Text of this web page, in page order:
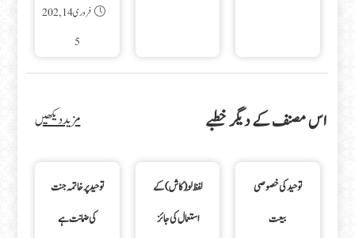
فروری 14, 202
5
اس مصنف کے دیگر خطبے مزید دیکھیں
توحید کی خصوصی
بیعت
لفظ لَو ( کاش) کے
استعمال کی جائز
توحید پر خاتمہ جنت
کی ضمانت ہے